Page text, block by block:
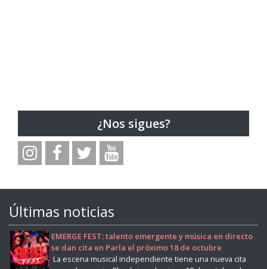
¿Nos sigues?
Últimas noticias
EMERGE FEST: talento emergente y música en directo
se dan cita en Parla el próximo 18 de octubre
La escena musical independiente tiene una nueva cita